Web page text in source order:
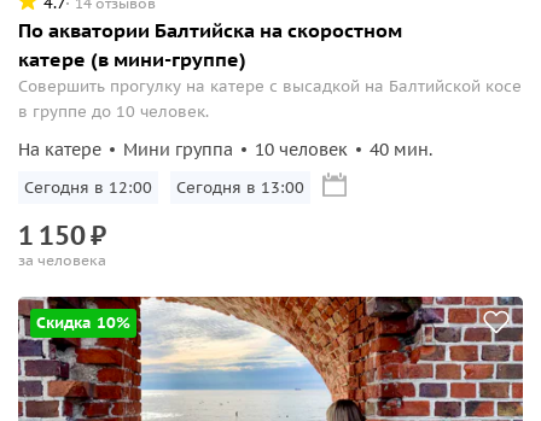
По акватории Балтийска на скоростном
катере (в мини-группе)
Совершить прогулку на катере с высадкой на Балтийской косе
в группе до 10 человек.
На катере Мини группа 10 человек 40 мин.
Сегодня в 12:00 Сегодня в 13:00
1 150₽
за человека
Скидка 10%